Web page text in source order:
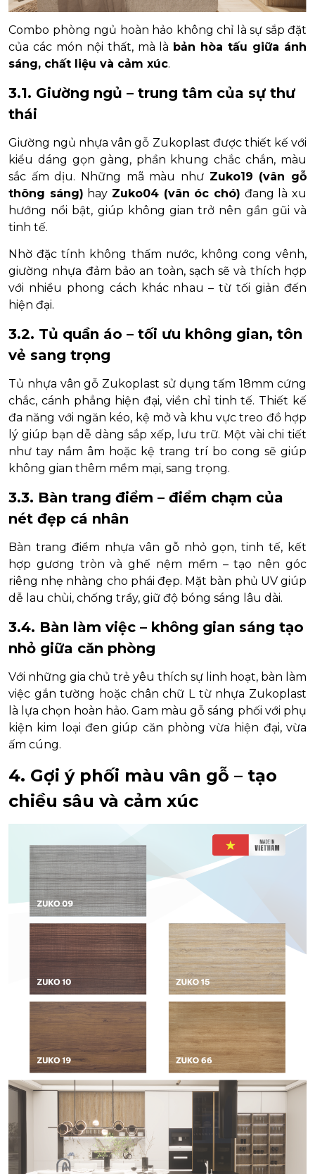
Combo phòng ngủ hoàn hảo không chỉ là sự sắp đặt
của các món nội thất, mà là bản hòa tấu giữa ánh
sáng, chất liệu và cảm xúc.
3.1. Giường ngủ – trung tâm của sự thư
thái
Giường ngủ nhựa vân gỗ Zukoplast được thiết kế với
kiểu dáng gọn gàng, phần khung chắc chắn, màu
sắc ấm dịu. Những mã màu như Zuko19 (vân gỗ
thông sáng) hay Zuko04 (vân óc chó) đang là xu
hướng nổi bật, giúp không gian trở nên gần gũi và
tinh tế.
Nhờ đặc tính không thấm nước, không cong vênh,
giường nhựa đảm bảo an toàn, sạch sẽ và thích hợp
với nhiều phong cách khác nhau – từ tối giản đến
hiện đại.
3.2. Tủ quần áo – tối ưu không gian, tôn
vẻ sang trọng
Tủ nhựa vân gỗ Zukoplast sử dụng tấm 18mm cứng
chắc, cánh phẳng hiện đại, viền chỉ tinh tế. Thiết kế
đa năng với ngăn kéo, kệ mở và khu vực treo đồ hợp
lý giúp bạn dễ dàng sắp xếp, lưu trữ. Một vài chi tiết
như tay nắm âm hoặc kệ trang trí bo cong sẽ giúp
không gian thêm mềm mại, sang trọng.
3.3. Bàn trang điểm – điểm chạm của
nét đẹp cá nhân
Bàn trang điểm nhựa vân gỗ nhỏ gọn, tinh tế, kết
hợp gương tròn và ghế nệm mềm – tạo nên góc
riêng nhẹ nhàng cho phái đẹp. Mặt bàn phủ UV giúp
dễ lau chùi, chống trầy, giữ độ bóng sáng lâu dài.
3.4. Bàn làm việc – không gian sáng tạo
nhỏ giữa căn phòng
Với những gia chủ trẻ yêu thích sự linh hoạt, bàn làm
việc gắn tường hoặc chân chữ L từ nhựa Zukoplast
là lựa chọn hoàn hảo. Gam màu gỗ sáng phối với phụ
kiện kim loại đen giúp căn phòng vừa hiện đại, vừa
ấm cúng.
4. Gợi ý phối màu vân gỗ – tạo
chiều sâu và cảm xúc